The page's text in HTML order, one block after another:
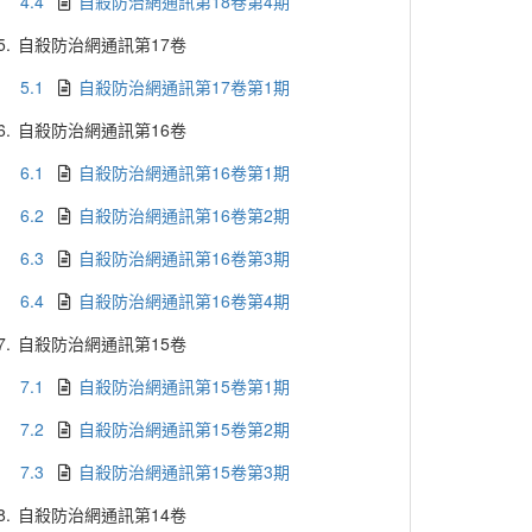
自殺防治網通訊第17卷
5.1
自殺防治網通訊第17卷第1期
自殺防治網通訊第16卷
6.1
自殺防治網通訊第16卷第1期
6.2
自殺防治網通訊第16卷第2期
6.3
自殺防治網通訊第16卷第3期
6.4
自殺防治網通訊第16卷第4期
自殺防治網通訊第15卷
7.1
自殺防治網通訊第15卷第1期
7.2
自殺防治網通訊第15卷第2期
7.3
自殺防治網通訊第15卷第3期
自殺防治網通訊第14卷